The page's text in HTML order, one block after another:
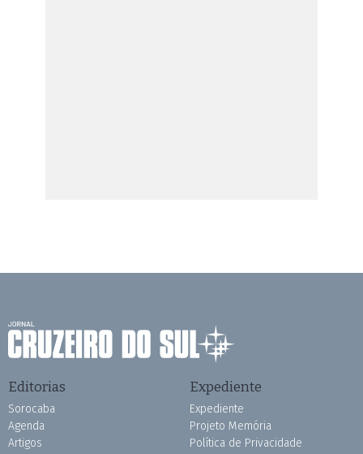
Editorias
Sorocaba
Agenda
Artigos
Expediente
Expediente
Projeto Memória
Política de Privacidade